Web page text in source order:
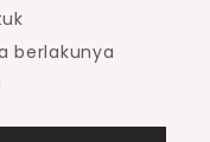
berlakunya